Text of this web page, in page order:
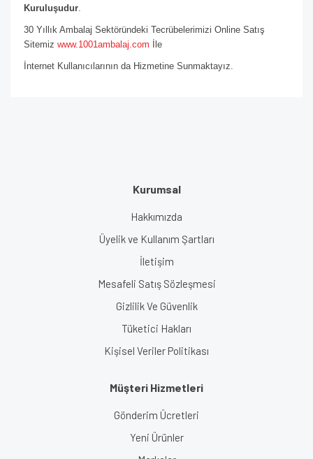
Kuruluşudur.
30 Yıllık Ambalaj Sektöründeki Tecrübelerimizi Online Satış
Sitemiz www.1001ambalaj.com İle
İnternet Kullanıcılarının da Hizmetine Sunmaktayız.
Kurumsal
Hakkımızda
Üyelik ve Kullanım Şartları
İletişim
Mesafeli Satış Sözleşmesi
Gizlilik Ve Güvenlik
Tüketici Hakları
Kişisel Veriler Politikası
Müşteri Hizmetleri
Gönderim Ücretleri
Yeni Ürünler